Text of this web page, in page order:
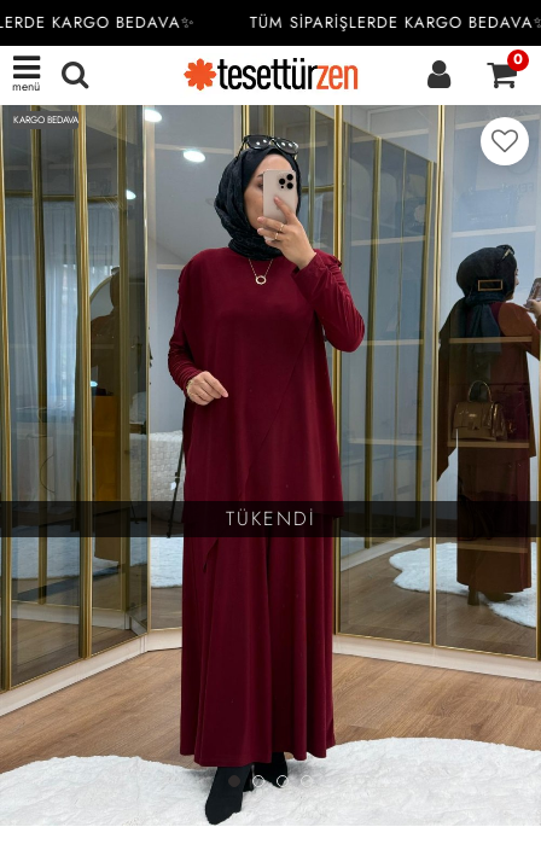
KARGO BEDAVA✨ TÜM SİPARİŞLERDE KARGO BEDAVA✨
menü
0
TÜKENDİ
KARGO BEDAVA